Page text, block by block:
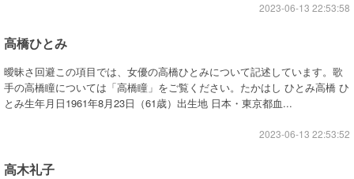
2023-06-13 22:53:58
高橋ひとみ
曖昧さ回避この項目では、女優の高橋ひとみについて記述しています。歌
手の高橋瞳については「高橋瞳」をご覧ください。たかはし ひとみ高橋 ひ
とみ生年月日1961年8月23日（61歳）出生地 日本・東京都血...
2023-06-13 22:53:52
高木礼子